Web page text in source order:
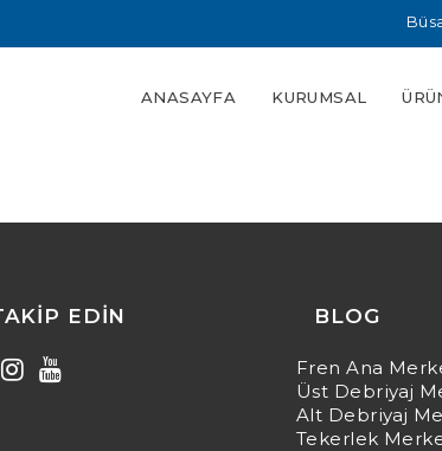
ANASAYFA KURUMSAL
EDIN BLOG
Fren Ana
Üst Debriyaj
Alt Debriyaj
Tekerlek